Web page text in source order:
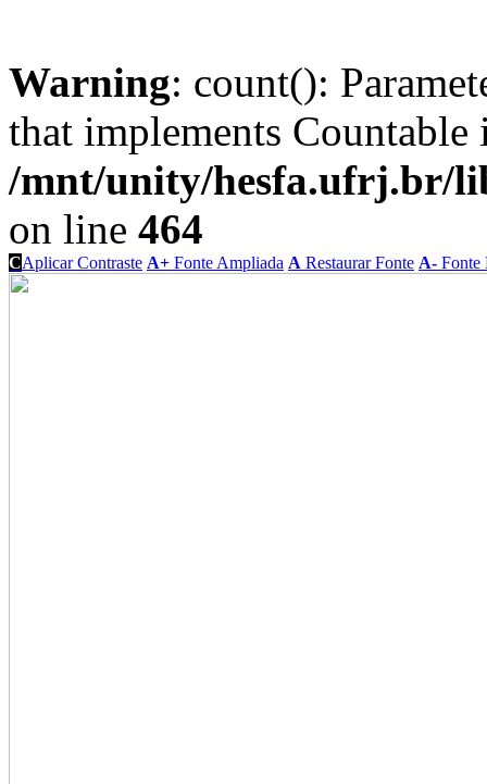
Warning: count():
that implements Countable
/mnt/unity/hesfa.ufrj.br/
on line 464
CAplicar Contraste A+ Fonte Ampliada A Restaurar Fonte A- Fonte